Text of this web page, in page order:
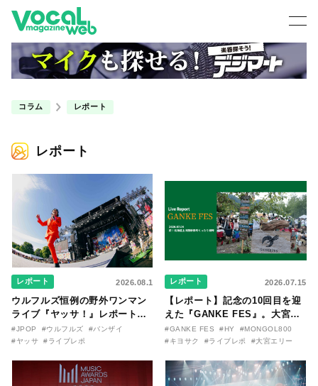
コラム レポート
レポート
レポート 2026.08.1
ウルフルズ恒例の野外ワンマン
ライブ『ヤッサ！』レポート！
リリースから30年を迎えたアル
バム『バンザイ』完全再現に、
#JPOP #ウルフルズ
#バンザイ
#ヤッサ
#ライブレポ
レポート 2026.07.15
【レポート】記念の10回目を迎
えた『GANKE FES』。大宮エ
リー作『アイヌの神々の崖』を
前に、キヨサク
熱唱。
#GANKE FES #HY
#MONGOL800
#キヨサク
#ライブレポ #大宮エリー